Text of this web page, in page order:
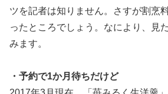
ツを記者は知りません。さすが割烹
ったところでしょう。なにより、見
みます。
・予約で1か月待ちだけど